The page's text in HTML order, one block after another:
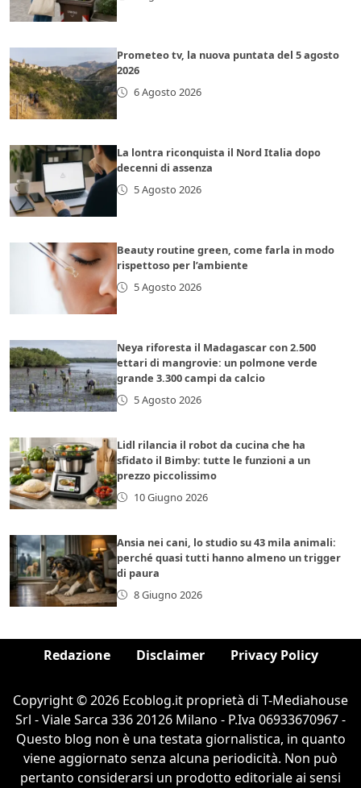
Prometeo tv, la nuova puntata del 5 agosto
2026
6 Agosto 2026
La lontra riconquista il Nord Italia dopo
decenni di assenza
5 Agosto 2026
Beauty routine green, come farla in modo
rispettoso per l’ambiente
5 Agosto 2026
Neya riforesta il Madagascar con 2.500
ettari di mangrovie: un polmone verde
grande 3.300 campi da calcio
5 Agosto 2026
Lidl rilancia il robot da cucina che ha
sfidato il Bimby: tutte le funzioni a un
prezzo piccolissimo
10 Giugno 2026
Ansia nei cani, lo studio su 43 mila animali:
perché quasi tutti hanno almeno un trigger
di paura
8 Giugno 2026
Redazione Disclaimer Privacy Policy
Copyright © 2026 Ecoblog.it proprietà di T-Mediahouse
Srl - Viale Sarca 336 20126 Milano - P.Iva 06933670967 -
Questo blog non è una testata giornalistica, in quanto
viene aggiornato senza alcuna periodicità. Non può
pertanto considerarsi un prodotto editoriale ai sensi